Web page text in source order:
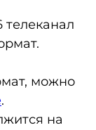
телеканал
можно
.
на